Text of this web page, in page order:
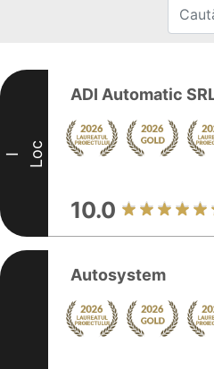
I Loc
ADI Automatic
10.0
Autosystem